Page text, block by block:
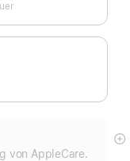
von AppleCare.